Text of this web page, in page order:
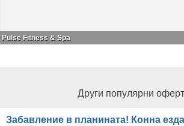
Pulse Fitness & Spa
Други популярни
Забавление в планината! Конна